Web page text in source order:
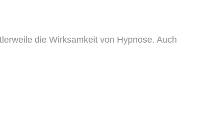
die Wirksamkeit von Hypnose. Auch